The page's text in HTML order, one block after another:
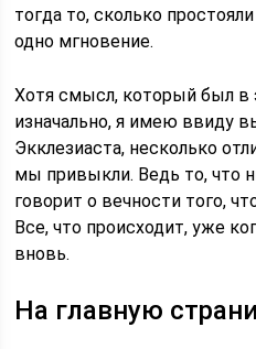
тогда то, сколько
одно мгновение.
Хотя смысл, который был
изначально, я имею ввиду
Экклезиаста, несколько
мы привыкли. Ведь то, что
говорит о вечности того,
Все, что происходит, уже
вновь.
На главную